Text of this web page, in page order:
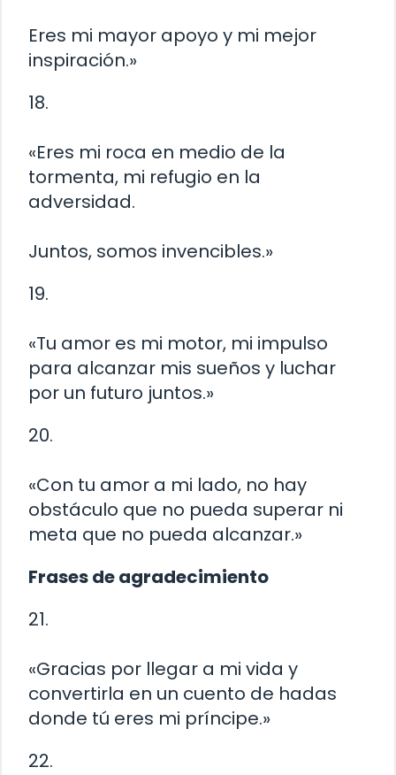
Eres mi mayor apoyo y mi mejor
inspiración.»
18.
«Eres mi roca en medio de la
tormenta, mi refugio en la
adversidad.
Juntos, somos invencibles.»
19.
«Tu amor es mi motor, mi impulso
para alcanzar mis sueños y luchar
por un futuro juntos.»
20.
«Con tu amor a mi lado, no hay
obstáculo que no pueda superar ni
meta que no pueda alcanzar.»
Frases de agradecimiento
21.
«Gracias por llegar a mi vida y
convertirla en un cuento de hadas
donde tú eres mi príncipe.»
22.